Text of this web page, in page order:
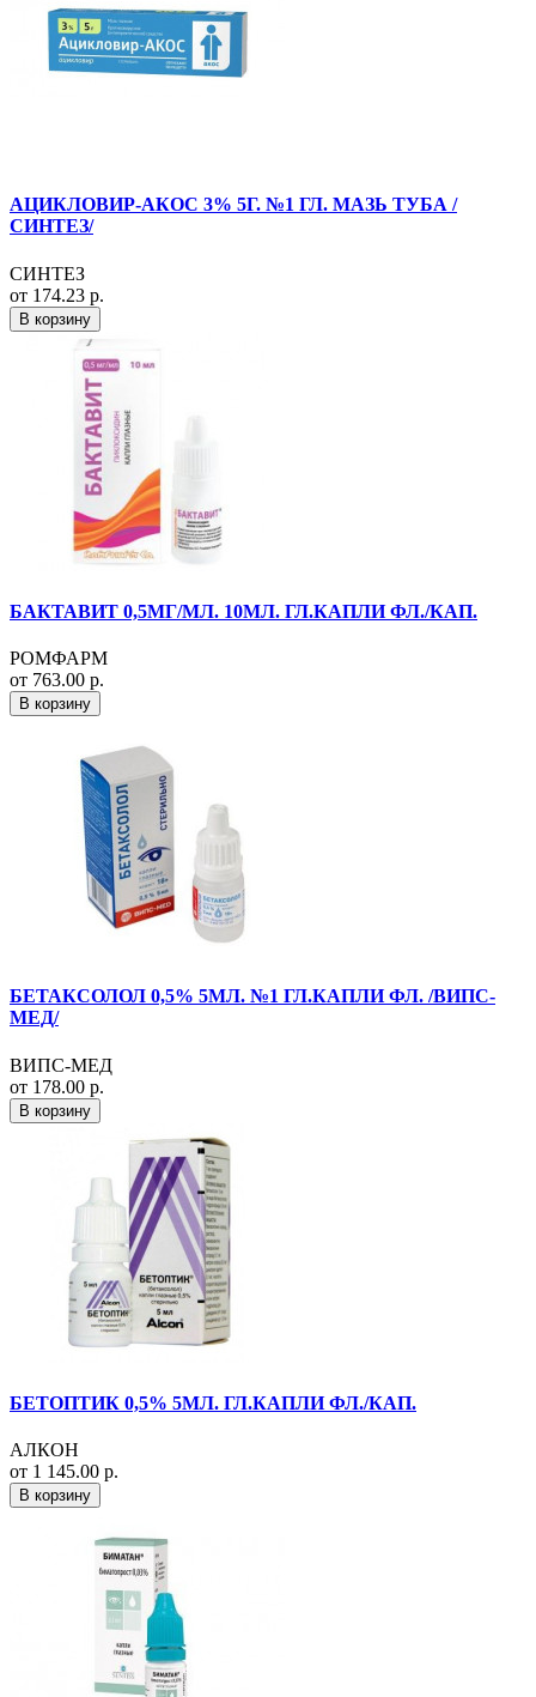
АЦИКЛОВИР-АКОС 3% 5Г. №1 ГЛ. МАЗЬ ТУБА /
СИНТЕЗ/
СИНТЕЗ
от 174.23 р.
В корзину
БАКТАВИТ 0,5МГ/МЛ. 10МЛ. ГЛ.КАПЛИ ФЛ./КАП.
РОМФАРМ
от 763.00 р.
В корзину
БЕТАКСОЛОЛ 0,5% 5МЛ. №1 ГЛ.КАПЛИ ФЛ. /ВИПС-
МЕД/
ВИПС-МЕД
от 178.00 р.
В корзину
БЕТОПТИК 0,5% 5МЛ. ГЛ.КАПЛИ ФЛ./КАП.
АЛКОН
от 1 145.00 р.
В корзину